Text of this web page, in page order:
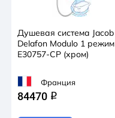
Душевая система Jacob
Delafon Modulo 1 режим
E30757-CP (хром)
Франция
84470 q